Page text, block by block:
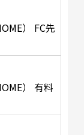
） FC先
） 有料